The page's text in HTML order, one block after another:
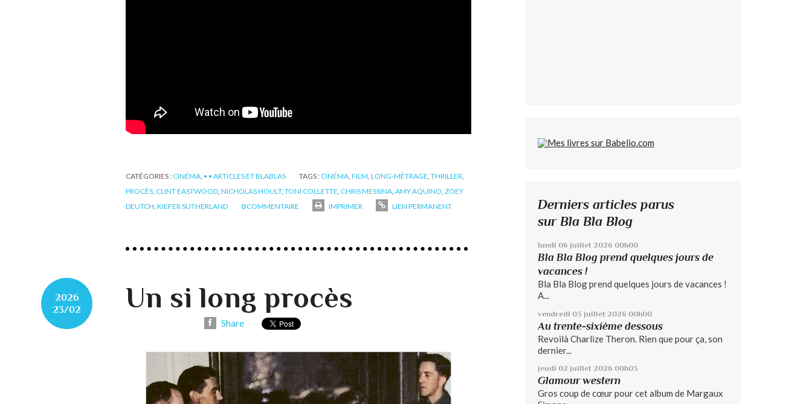
CATÉGORIES : CINÉMA • • ARTICLES ET BLABLAS TAGS : CINÉMA FILM LONG-MÉTRAGE THRILLER
PROCÈS CLINT EASTWOOD NICHOLAS HOULT, TONI COLLETTE CHRIS MESSINA AMY AQUINO ZOEY
DEUTCH KIEFER SUTHERLAND 0 COMMENTAIRE IMPRIMER LIEN PERMANENT
2026
23/02
Un si long procès
Share
Derniers articles parus
sur Bla Bla Blog
lundi 06 juillet 2026 00h00
Bla Bla Blog prend quelques jours de
vacances !
Bla Bla Blog prend quelques jours de vacances !
A...
vendredi 03 juillet 2026 00h00
Au trente-sixième dessous
Revoilà Charlize Theron. Rien que pour ça, son
dernier...
jeudi 02 juillet 2026 00h03
Glamour western
Gros coup de cœur pour cet album de Margaux